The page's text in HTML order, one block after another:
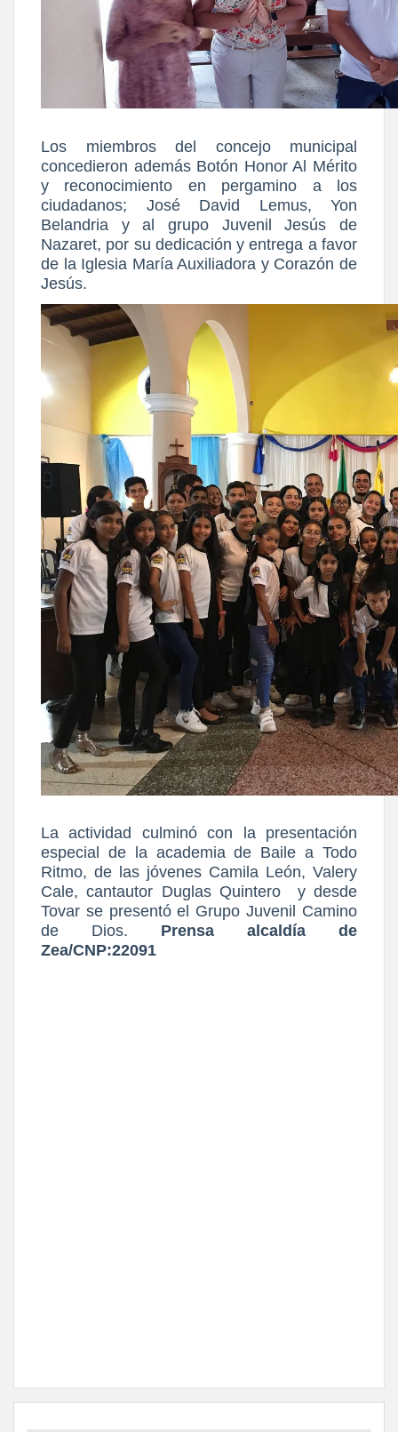
Los miembros del concejo municipal
concedieron además Botón Honor Al Mérito
y reconocimiento en pergamino a los
ciudadanos; José David Lemus, Yon
Belandria y al grupo Juvenil Jesús de
Nazaret, por su dedicación y entrega a favor
de la Iglesia María Auxiliadora y Corazón de
Jesús.
La actividad culminó con la presentación
especial de la academia de Baile a Todo
Ritmo, de las jóvenes Camila León, Valery
Cale, cantautor Duglas Quintero y desde
Tovar se presentó el Grupo Juvenil Camino
de Dios.
Prensa alcaldía de
Zea/CNP:22091